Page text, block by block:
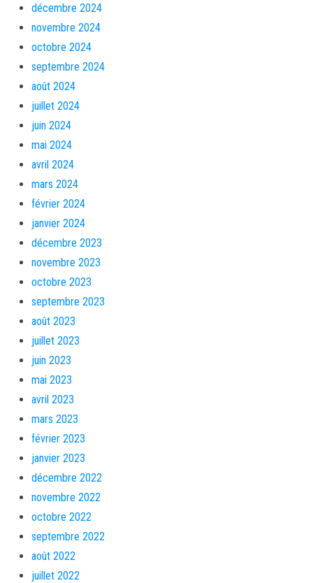
décembre 2024
novembre 2024
octobre 2024
septembre 2024
août 2024
juillet 2024
juin 2024
mai 2024
avril 2024
mars 2024
février 2024
janvier 2024
décembre 2023
novembre 2023
octobre 2023
septembre 2023
août 2023
juillet 2023
juin 2023
mai 2023
avril 2023
mars 2023
février 2023
janvier 2023
décembre 2022
novembre 2022
octobre 2022
septembre 2022
août 2022
juillet 2022